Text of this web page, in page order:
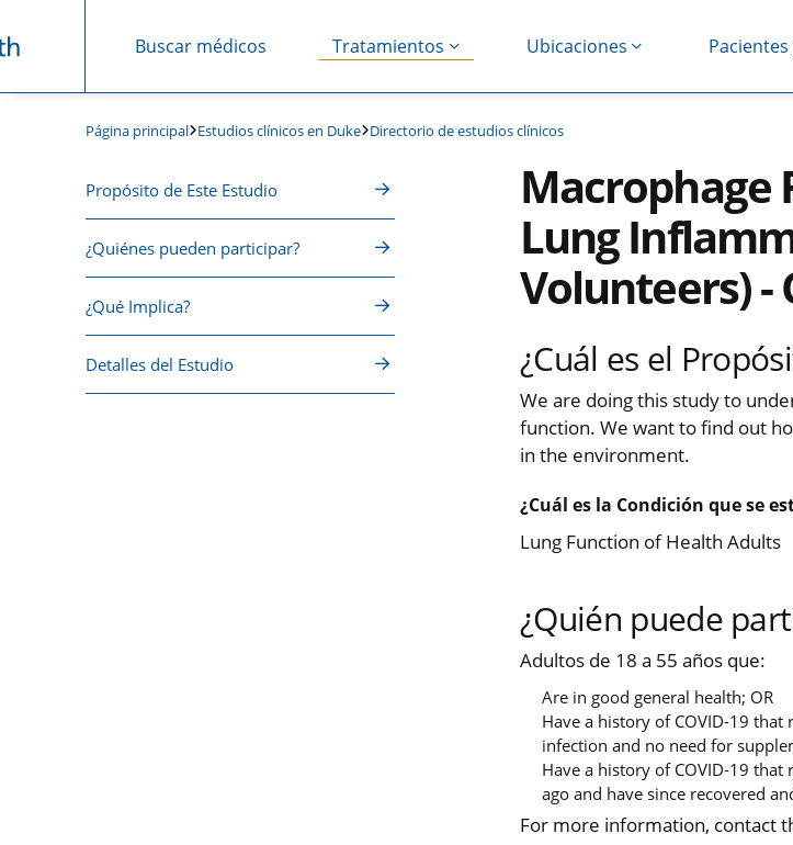
Buscar médicos Tratamientos Ubicaciones
Página principal Estudios clínicos en Duke Directorio de estudios clínicos
Propósito de Este Estudio
¿Quiénes pueden participar?
¿Qué Implica?
Detalles del Estudio
Macrophage
Lung
Volunteers) -
¿Cuál es el
We are doing this study to
function. We want to find out
in the environment.
¿Cuál es la Condición que se
Lung Function of Health Adults
¿Quién puede
Adultos de 18 a 55 años que:
Are in good general health; OR
Have a history of COVID-19
infection and no need for
Have a history of COVID-19
ago and have since recovered
For more information, contact